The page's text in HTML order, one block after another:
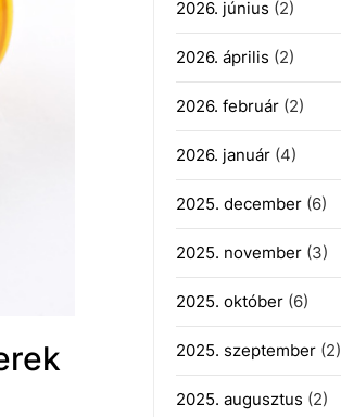
2026. június (2)
2026. április (2)
2026. február(2)
2026. január(4)
2025. december(6)
2025. november(3)
2025. október(6)
2025. szeptember(2)
2025. augusztus (2)